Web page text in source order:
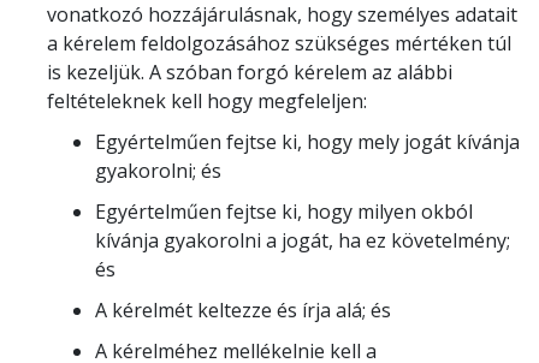
vonatkozó hozzájárulásnak, hogy személyes adatait
a kérelem feldolgozásához szükséges mértéken túl
is kezeljük. A szóban forgó kérelem az alábbi
feltételeknek kell hogy megfeleljen:
Egyértelműen fejtse ki, hogy mely jogát kívánja
gyakorolni; és
Egyértelműen fejtse ki, hogy milyen okból
kívánja gyakorolni a jogát, ha ez követelmény;
és
A kérelmét keltezze és írja alá; és
A kérelméhez mellékelnie kell a